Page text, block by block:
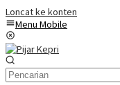
Loncat ke konten
Menu Mobile